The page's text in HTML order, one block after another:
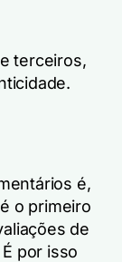
terceiros,
é,
o primeiro
de
por isso